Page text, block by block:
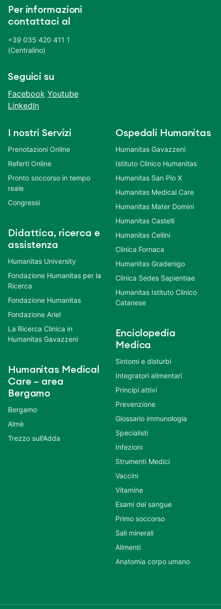
Per informazioni
contattaci al
+39 035 420 411 1
(Centralino)
Seguici su
Facebook Youtube
LinkedIn
I nostri Servizi
Prenotazioni Online
Referti Online
Pronto soccorso in tempo
reale
Congressi
Didattica, ricerca e
assistenza
Humanitas University
Fondazione Humanitas per la
Ricerca
Fondazione Humanitas
Fondazione Ariel
La Ricerca Clinica in
Humanitas Gavazzeni
Humanitas Medical
Care – area
Bergamo
Bergamo
Almè
Trezzo sull’Adda
Ospedali Humanitas
Humanitas Gavazzeni
Istituto Clinico Humanitas
Humanitas San Pio X
Humanitas Medical Care
Humanitas Mater Domini
Humanitas Castelli
Humanitas Cellini
Clinica Fornaca
Humanitas Gradenigo
Clinica Sedes Sapientiae
Humanitas Istituto Clinico
Catanese
Enciclopedia
Medica
Sintomi e disturbi
Integratori alimentari
Principi attivi
Prevenzione
Glossario immunologia
Specialisti
Infezioni
Strumenti Medici
Vaccini
Vitamine
Esami del sangue
Primo soccorso
Sali minerali
Alimenti
Anatomia corpo umano